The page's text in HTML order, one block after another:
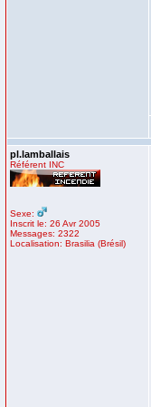
pl.lamballais
Référent INC
Sexe:
Inscrit le: 26 Avr 2005
Messages: 2322
Localisation: Brasilia (Brésil)